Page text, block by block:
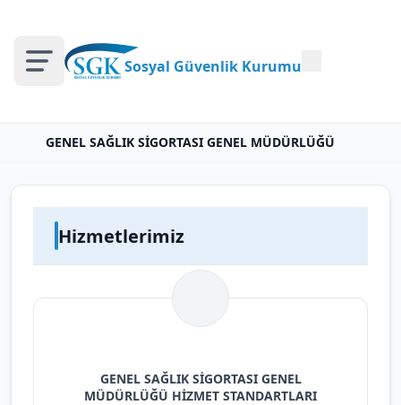
Sosyal Güvenlik Kurumu
GENEL SAĞLIK SİGORTASI GENEL MÜDÜRLÜĞÜ
Hizmetlerimiz
GENEL SAĞLIK SIGORTASI GENEL
MÜDÜRLÜĞÜ HIZMET STANDARTLARI